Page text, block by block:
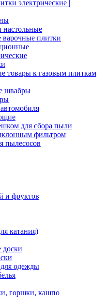
электрические |
настольные
плитки
товары к газовым плиткам
швабры
для сбора пыли
фильтром
пылесосов
и фруктов
катания)
доски
одежды
горшки, кашпо